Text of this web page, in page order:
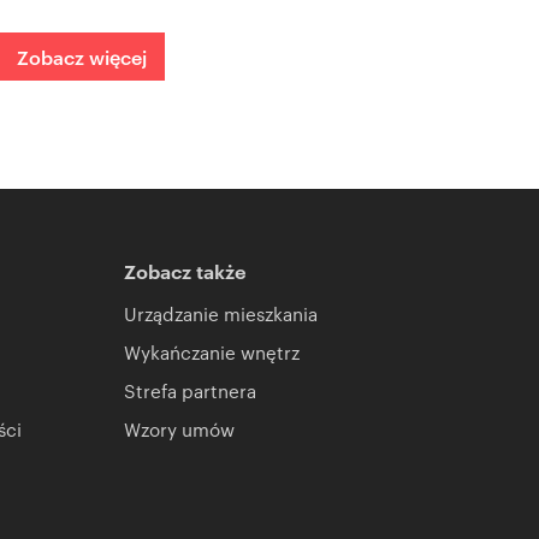
Zobacz więcej
Zobacz także
Urządzanie mieszkania
Wykańczanie wnętrz
Strefa partnera
Wzory umów